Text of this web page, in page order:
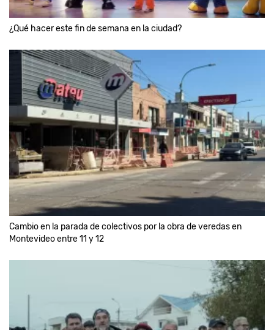
¿Qué hacer este fin de semana en la ciudad?
Cambio en la parada de colectivos por la obra de veredas en
Montevideo entre 11 y 12